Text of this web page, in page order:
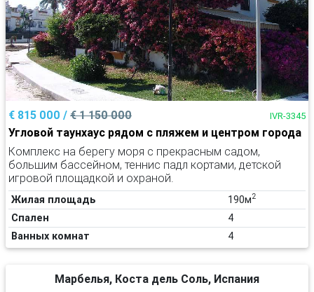
€ 815 000 / € 1 150 000 IVR-3345
Угловой таунхаус рядом с пляжем и центром города
Комплекс на берегу моря с прекрасным садом,
большим бассейном, теннис падл кортами, детской
игровой площадкой и охраной.
Жилая площадь 190м2
Спален
4
Ванных комнат
4
Марбелья, Коста дель Соль, Испания